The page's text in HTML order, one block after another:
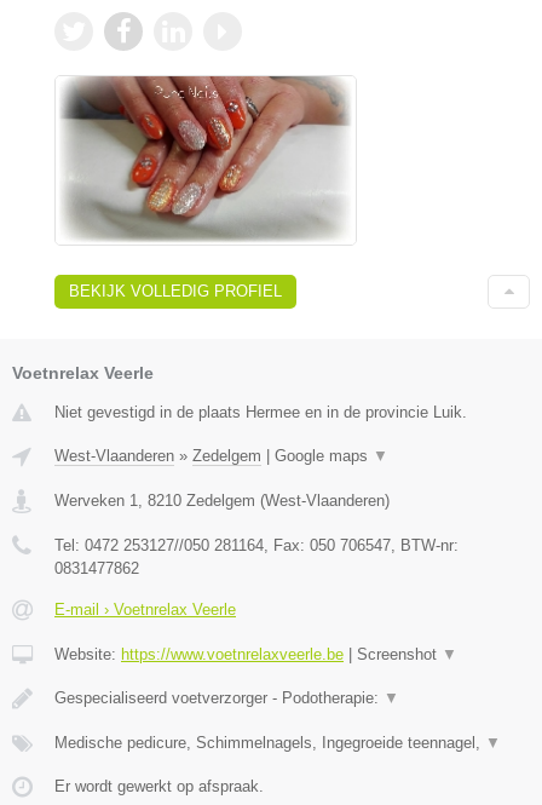
BEKIJK VOLLEDIG PROFIEL
Voetnrelax Veerle
Niet gevestigd in de plaats Hermee en in de provincie Luik.
West-Vlaanderen » Zedelgem | Google maps ▼
Werveken 1 8210 Zedelgem (West-Vlaanderen)
Tel: 0472 253127//050 281164 , Fax: 050 706547 , BTW-nr:
0831477862
E-mail › Voetnrelax Veerle
Website: https://www.voetnrelaxveerle.be | Screenshot ▼
Gespecialiseerd voetverzorger - Podotherapie: ▼
Medische pedicure, Schimmelnagels, Ingegroeide teennagel, ▼
Er wordt gewerkt op afspraak.